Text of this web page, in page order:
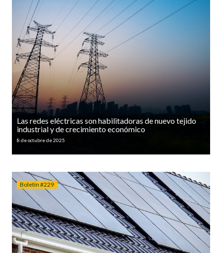
Las redes eléctricas son habilitadoras de nuevo tejido
industrial y de crecimiento económico
8 de octubre de 2025
Boletín #229